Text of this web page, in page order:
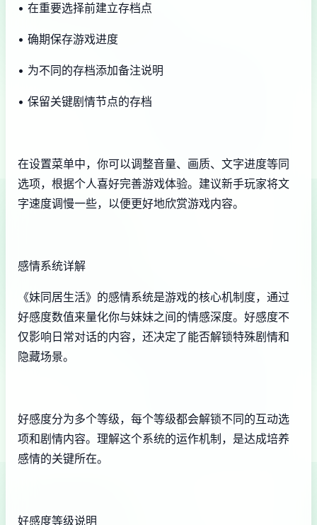
• 在重要选择前建立存档点
• 确期保存游戏进度
• 为不同的存档添加备注说明
• 保留关键剧情节点的存档
在设置菜单中，你可以调整音量、画质、文字进度等同
选项，根据个人喜好完善游戏体验。建议新手玩家将文
字速度调慢一些，以便更好地欣赏游戏内容。
感情系统详解
《妹同居生活》的感情系统是游戏的核心机制度，通过
好感度数值来量化你与妹妹之间的情感深度。好感度不
仅影响日常对话的内容，还决定了能否解锁特殊剧情和
隐藏场景。
好感度分为多个等级，每个等级都会解锁不同的互动选
项和剧情内容。理解这个系统的运作机制，是达成培养
感情的关键所在。
好感度等级说明